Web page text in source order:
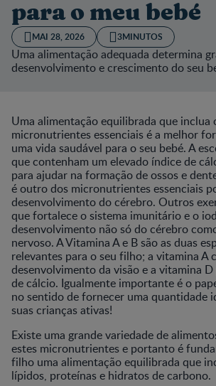
para o meu bebé
MAI 28, 2026 3MINUTOS
Uma alimentação adequada determina
desenvolvimento e crescimento do seu
Uma alimentação equilibrada que inclua
micronutrientes essenciais é a melhor
uma vida saudável para o seu bebé. A
que contenham um elevado índice de
para ajudar na formação de ossos e
é outro dos micronutrientes essenciais
desenvolvimento do cérebro. Outros
que fortalece o sistema imunitário e o
desenvolvimento não só do cérebro
nervoso. A Vitamina A e B são as duas
relevantes para o seu filho; a vitamina A
desenvolvimento da visão e a vitamina
de cálcio. Igualmente importante é o
no sentido de fornecer uma quantidade
suas crianças ativas!
Existe uma grande variedade de
estes micronutrientes e portanto é
filho uma alimentação equilibrada que
lípidos, proteínas e hidratos de carbono.